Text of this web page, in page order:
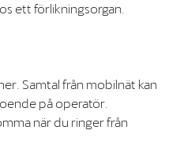
ett förlikningsorgan.
Samtal från mobilnät kan
på operatör.
när du ringer från